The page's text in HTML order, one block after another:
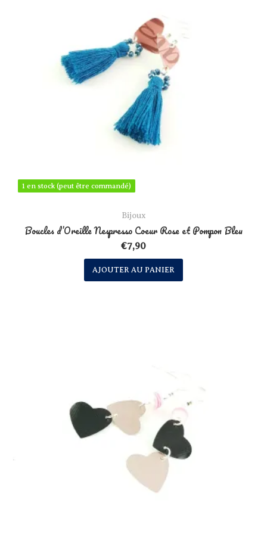
1 en stock (peut être commandé)
1 en stock (peut être commandé)
Bijoux
Boucles d’Oreille Nespresso Coeur Rose et Pompon Bleu
€7,90
AJOUTER AU PANIER